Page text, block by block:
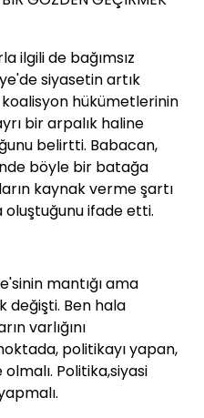
ilgili de bağımsız
siyasetin artık
hükümetlerinin
bir arpalık haline
belirtti. Babacan,
böyle bir batağa
kaynak verme şartı
ifade etti.
mantığı ama
değişti. Ben hala
varlığını
politikayı yapan,
Politika,siyasi